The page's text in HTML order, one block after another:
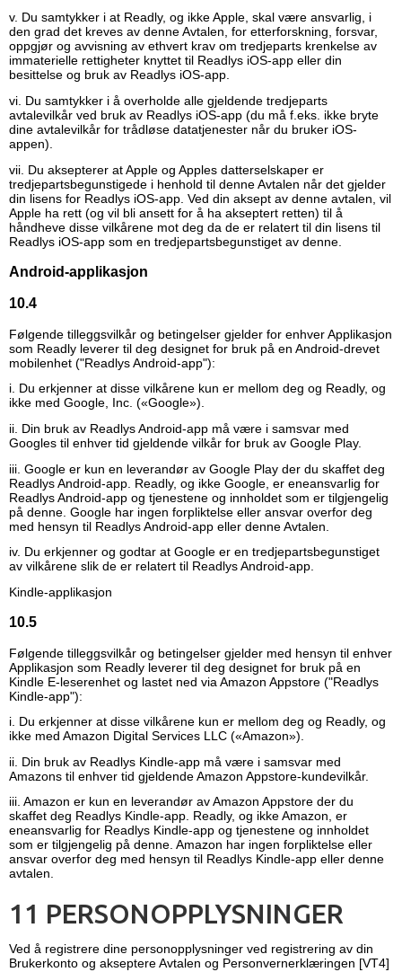
v. Du samtykker i at Readly, og ikke Apple, skal være ansvarlig, i
den grad det kreves av denne Avtalen, for etterforskning, forsvar,
oppgjør og avvisning av ethvert krav om tredjeparts krenkelse av
immaterielle rettigheter knyttet til Readlys iOS-app eller din
besittelse og bruk av Readlys iOS-app.
vi. Du samtykker i å overholde alle gjeldende tredjeparts
avtalevilkår ved bruk av Readlys iOS-app (du må f.eks. ikke bryte
dine avtalevilkår for trådløse datatjenester når du bruker iOS-
appen).
vii. Du aksepterer at Apple og Apples datterselskaper er
tredjepartsbegunstigede i henhold til denne Avtalen når det gjelder
din lisens for Readlys iOS-app. Ved din aksept av denne avtalen, vil
Apple ha rett (og vil bli ansett for å ha akseptert retten) til å
håndheve disse vilkårene mot deg da de er relatert til din lisens til
Readlys iOS-app som en tredjepartsbegunstiget av denne.
Android-applikasjon
10.4
Følgende tilleggsvilkår og betingelser gjelder for enhver Applikasjon
som Readly leverer til deg designet for bruk på en Android-drevet
mobilenhet ("Readlys Android-app"):
i. Du erkjenner at disse vilkårene kun er mellom deg og Readly, og
ikke med Google, Inc. («Google»).
ii. Din bruk av Readlys Android-app må være i samsvar med
Googles til enhver tid gjeldende vilkår for bruk av Google Play.
iii. Google er kun en leverandør av Google Play der du skaffet deg
Readlys Android-app. Readly, og ikke Google, er eneansvarlig for
Readlys Android-app og tjenestene og innholdet som er tilgjengelig
på denne. Google har ingen forpliktelse eller ansvar overfor deg
med hensyn til Readlys Android-app eller denne Avtalen.
iv. Du erkjenner og godtar at Google er en tredjepartsbegunstiget
av vilkårene slik de er relatert til Readlys Android-app.
Kindle-applikasjon
10.5
Følgende tilleggsvilkår og betingelser gjelder med hensyn til enhver
Applikasjon som Readly leverer til deg designet for bruk på en
Kindle E-leserenhet og lastet ned via Amazon Appstore ("Readlys
Kindle-app"):
i. Du erkjenner at disse vilkårene kun er mellom deg og Readly, og
ikke med Amazon Digital Services LLC («Amazon»).
ii. Din bruk av Readlys Kindle-app må være i samsvar med
Amazons til enhver tid gjeldende Amazon Appstore-kundevilkår.
iii. Amazon er kun en leverandør av Amazon Appstore der du
skaffet deg Readlys Kindle-app. Readly, og ikke Amazon, er
eneansvarlig for Readlys Kindle-app og tjenestene og innholdet
som er tilgjengelig på denne. Amazon har ingen forpliktelse eller
ansvar overfor deg med hensyn til Readlys Kindle-app eller denne
avtalen.
11 PERSONOPPLYSNINGER
Ved å registrere dine personopplysninger ved registrering av din
Brukerkonto og akseptere Avtalen og Personvernerklæringen [VT4]